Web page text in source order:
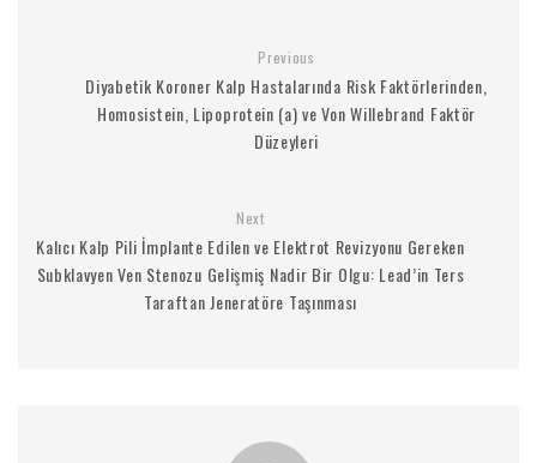
Previous
Diyabetik Koroner Kalp Hastalarında Risk Faktörlerinden,
Homosistein, Lipoprotein (a) ve Von Willebrand Faktör
Düzeyleri
Next
Kalıcı Kalp Pili İmplante Edilen ve Elektrot Revizyonu Gereken
Subklavyen Ven Stenozu Gelişmiş Nadir Bir Olgu: Lead’in Ters
Taraftan Jeneratöre Taşınması